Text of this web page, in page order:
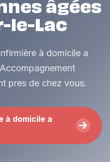
âgées
le-Lac
à domicile a
pres de chez vous.
à domicile a